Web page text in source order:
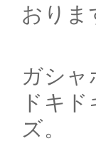
おりま
ガシャ
ドキ
ズ。